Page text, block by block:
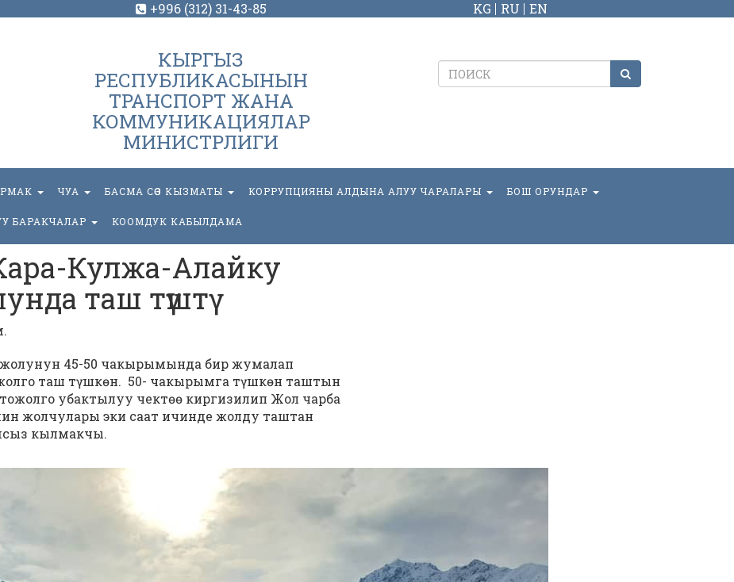
+996 (312) 31-43-85 KG RU EN
КЫРГЫЗ
РЕСПУБЛИКАСЫНЫН
ТРАНСПОРТ ЖАНА
КОММУНИКАЦИЯЛАР
МИНИСТРЛИГИ
ЧУА БАСМА СӨЗ КЫЗМАТЫ КОРРУПЦИЯНЫ АЛДЫНА АЛУУ ЧАРАЛАРЫ БОШ ОРУНДАР
БАРАКЧАЛАР КООМДУК КАБЫЛДАМА
Кулжа-Алайку
таш түштү
45-50 чакырымында бир жумалап
жолго таш түшкѳн. 50- чакырымга түшкѳн таштын
убактылуу чектѳѳ киргизилип Жол чарба
жолчулары эки саат ичинде жолду таштан
кылмакчы.